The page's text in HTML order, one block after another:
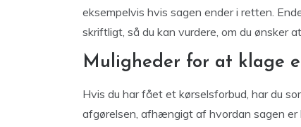
eksempelvis hvis sagen ender i retten.
skriftligt, så du kan vurdere, om du ønsker
Muligheder for at klage
Hvis du har fået et kørselsforbud, har du
afgørelsen, afhængigt af hvordan sagen